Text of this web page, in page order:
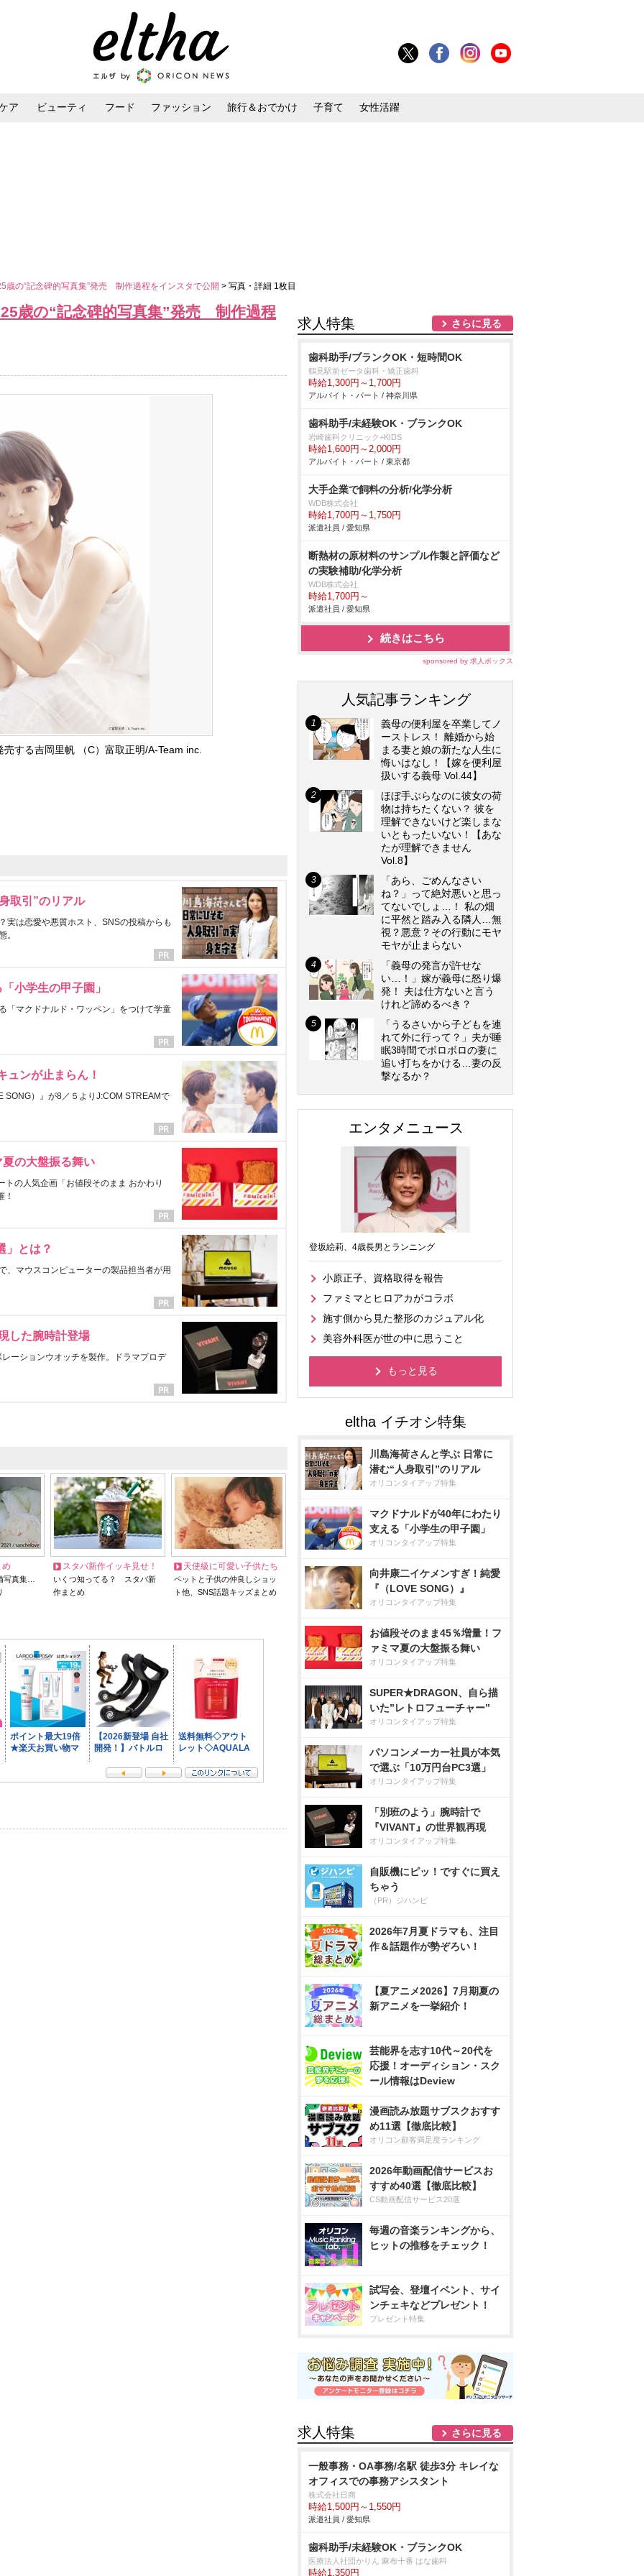
ア ビューティ フード ファッション 旅行＆おでかけ 子育て 女性活躍
歳の“記念碑的写真集”発売 制作過程をインスタで公開 > 写真・詳細 1枚目
歳の“記念碑的写真集”発売 制作過程
する吉岡里帆 （C）富取正明/A-Team inc.
取引”のリアル
実は恋愛や悪質ホスト、SNSの投稿からも
。
小学生の甲子園」
「マクドナルド・ワッペン」をつけて学童
ュンが止まらん！
SONG）』が8／５よりJ:COM STREAMで
の大盤振る舞い
の人気企画「お値段そのまま おかわり
！
」とは？
、マウスコンピューターの製品担当者が用
した腕時計登場
ーションウオッチを製作。ドラマプロデ
め
写真集…
スタバ新作イッキ見せ！
いくつ知ってる？ スタバ新
作まとめ
天使級に可愛い子供たち
ペットと子供の仲良しショッ
ト他、SNS話題キッズまとめ
求人特集 さらに見る
歯科助手/ブランクOK・短時間OK
鶴見駅前ゼータ歯科・矯正歯科
時給1,300円～1,700円
アルバイト・パート / 神奈川県
歯科助手/未経験OK・ブランクOK
崎歯科クリニック+KIDS
時給1,600円～2,000円
アルバイト・パート / 東京都
大手企業で飼料の分析/化学分析
WDB株式会社
時給1,700円～1,750円
派遣社員 / 愛知県
断熱材の原材料のサンプル作製と評価など
の実験補助/化学分析
WDB株式会社
時給1,700円～
派遣社員 / 愛知県
続きはこちら
sponsored by 求人ボックス
人気記事ランキング
義母の便利屋を卒業してノ
ーストレス！ 離婚から始
まる妻と娘の新たな人生に
悔いはなし！【嫁を便利屋
扱いする義母 Vol.44】
ほぼ手ぶらなのに彼女の荷
物は持ちたくない？ 彼を
理解できないけど楽しまな
いともったいない！【あな
たが理解できません
Vol.8】
「あら、ごめんなさい
ね？」って絶対悪いと思っ
てないでしょ…！ 私の畑
に平然と踏み入る隣人…無
視？悪意？その行動にモヤ
モヤが止まらない
「義母の発言が許せな
い…！」嫁が義母に怒り爆
発！ 夫は仕方ないと言う
けれど諦めるべき？
「うるさいから子どもを連
れて外に行って？」夫が睡
眠3時間でボロボロの妻に
追い打ちをかける…妻の反
撃なるか？
エンタメニュース
登坂絵莉、4歳長男とランニング
小原正子、資格取得を報告
ファミマとヒロアカがコラボ
施す側から見た整形のカジュアル化
美容外科医が世の中に思うこと
もっと見る
川島海荷さんと学ぶ 日常に
潜む“人身取引”のリアル
オリコンタイアップ特集
マクドナルドが40年にわたり
支える「小学生の甲子園」
オリコンタイアップ特集
向井康二イケメンすぎ！純愛
『（LOVE SONG）』
オリコンタイアップ特集
お値段そのまま45％増量！フ
ァミマ夏の大盤振る舞い
オリコンタイアップ特集
SUPER★DRAGON、自ら描
いた”レトロフューチャー”
オリコンタイアップ特集
パソコンメーカー社員が本気
で選ぶ「10万円台PC3選」
オリコンタイアップ特集
「別班のよう」腕時計で
『VIVANT』の世界観再現
オリコンタイアップ特集
自販機にピッ！ですぐに買え
ちゃう
（PR）ジハンピ
2026年7月夏ドラマも、注目
作＆話題作が勢ぞろい！
【夏アニメ2026】7月期夏の
新アニメを一挙紹介！
芸能界を志す10代～20代を
応援！オーディション・スク
ール情報はDeview
漫画読み放題サブスクおすす
め11選【徹底比較】
オリコン顧客満足度ランキング
2026年動画配信サービスお
すすめ40選【徹底比較】
CS動画配信サービス20選
毎週の音楽ランキングから、
ヒットの推移をチェック！
試写会、登壇イベント、サイ
ンチェキなどプレゼント！
プレゼント特集
求人特集 さらに見る
一般事務・OA事務/名駅 徒歩3分 キレイな
オフィスでの事務アシスタント
株式会社日商
時給1,500円～1,550円
派遣社員 / 愛知県
歯科助手/未経験OK・ブランクOK
医療法人社団かりん 麻布十番 はな歯科
時給1,350円